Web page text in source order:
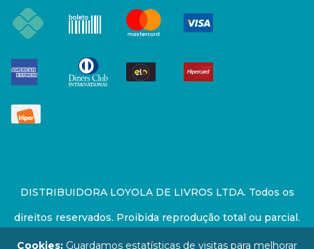
DISTRIBUIDORA LOYOLA DE LIVROS LTDA. Todos os
direitos reservados. Proibida reprodução total ou parcial.
Preços e estoque sujeito a alterações sem aviso prévio.
Cookies: Guardamos estatísticas de visitas para melhorar